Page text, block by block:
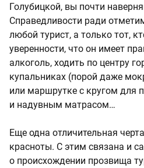
Голубицкой, вы почти
Справедливости ради
любой турист, а только тот,
уверенности, что он имеет
алкоголь, ходить по центру
купальниках (порой даже
или маршрутке с кругом для
и надувным матрасом…
Еще одна отличительная
красноты. С этим связана и
о происхождении прозвища